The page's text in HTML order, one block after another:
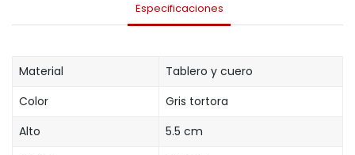
Especificaciones
Material
Tablero y cuero
Color
Gris tortora
Alto
5.5 cm